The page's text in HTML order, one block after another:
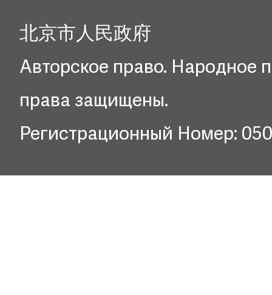
北京市人民政府
Авторское право. Народное
права защищены.
Регистрационный Номер: